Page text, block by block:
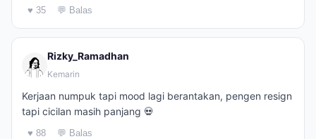
♥ 35 💬 Balas
Rizky_Ramadhan
Kemarin
Kerjaan numpuk tapi mood lagi berantakan, pengen resign
tapi cicilan masih panjang 💀
♥ 88 💬 Balas